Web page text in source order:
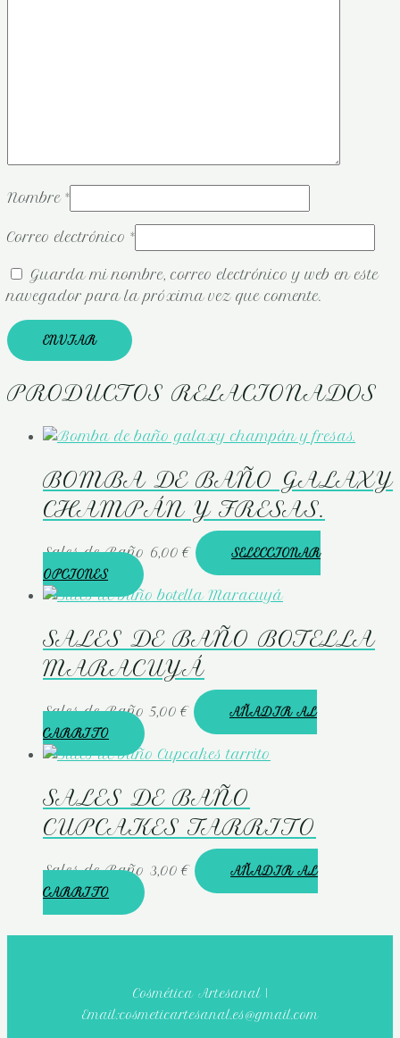
Nombre *
Correo electrónico *
Guarda mi nombre, correo electrónico y web en este
navegador para la próxima vez que comente.
PRODUCTOS RELACIONADOS
BOMBA DE BAÑO GALAXY
CHAMPÁN Y FRESAS.
Sales de Baño 6,00 €
SELECCIONAR
OPCIONES
SALES DE BAÑO BOTELLA
MARACUYÁ
Sales de Baño 5,00 €
AÑADIR AL
CARRITO
SALES DE BAÑO
CUPCAKES TARRITO
Sales de Baño 3,00 €
AÑADIR AL
CARRITO
Cosmética Artesanal |
Email:cosmeticartesanal.es@gmail.com